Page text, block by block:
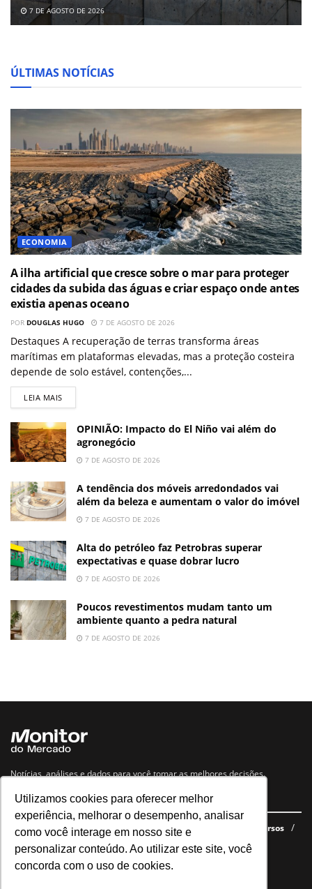
Utilizamos cookies para oferecer melhor
experiência, melhorar o desempenho, analisar
como você interage em nosso site e
personalizar conteúdo. Ao utilizar este site, você
concorda com o uso de cookies.
7 DE AGOSTO DE 2026
ÚLTIMAS NOTÍCIAS
ECONOMIA
A ilha artificial que cresce sobre o mar para proteger
cidades da subida das águas e criar espaço onde antes
existia apenas oceano
POR DOUGLAS HUGO 7 DE AGOSTO DE 2026
Destaques A recuperação de terras transforma áreas
marítimas em plataformas elevadas, mas a proteção costeira
depende de solo estável, contenções,...
LEIA MAIS
OPINIÃO: Impacto do El Niño vai além do
agronegócio
7 DE AGOSTO DE 2026
A tendência dos móveis arredondados vai
além da beleza e aumentam o valor do imóvel
7 DE AGOSTO DE 2026
Alta do petróleo faz Petrobras superar
expectativas e quase dobrar lucro
7 DE AGOSTO DE 2026
Poucos revestimentos mudam tanto um
ambiente quanto a pedra natural
7 DE AGOSTO DE 2026
Notícias, análises e dados para você tomar as melhores decisões.
Navegue no site
Últimas notícias Quem somos E-books gratuitos
Cursos
Política de privacidade